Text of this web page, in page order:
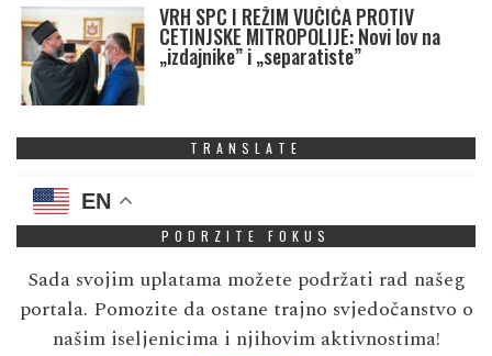
VRH SPC I REŽIM VUČIĆA PROTIV
CETINJSKE MITROPOLIJE: Novi lov na
„izdajnike” i „separatiste”
TRANSLATE
EN
PODRZITE FOKUS
Sada svojim uplatama možete podržati rad našeg
portala. Pomozite da ostane trajno svjedočanstvo o
našim iseljenicima i njihovim aktivnostima!